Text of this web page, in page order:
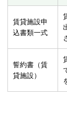
賃貸施設申
込書類一式
誓約書（賃
貸施設）